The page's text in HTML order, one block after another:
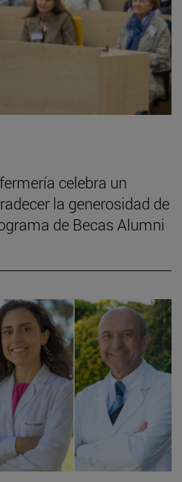
celebra un
la generosidad de
de Becas Alumni